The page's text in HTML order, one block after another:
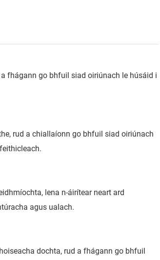
fhágann go bhfuil siad oiriúnach le húsáid i
rud a chiallaíonn go bhfuil siad oiriúnach
lena n-áirítear neart ard
agus ualach.
dochta, rud a fhágann go bhfuil